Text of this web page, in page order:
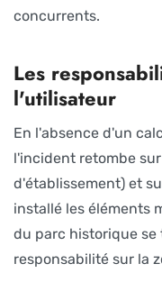
concurrents.
Les
l'utilisateur
En l'absence d'un
l'incident retombe sur
d'établissement) et
installé les éléments
du parc historique
responsabilité sur la